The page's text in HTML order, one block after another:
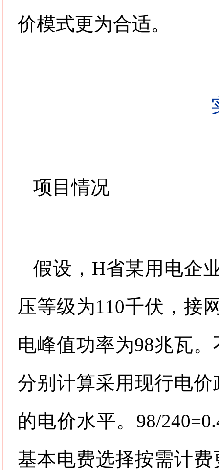
价模式更为合适。
项目情况
假设， H省某用电企
压等级为110千伏，接
电峰值功率为98兆瓦。
分别计算采用现行电
的电价水平。 98/
基本电费选择按需计